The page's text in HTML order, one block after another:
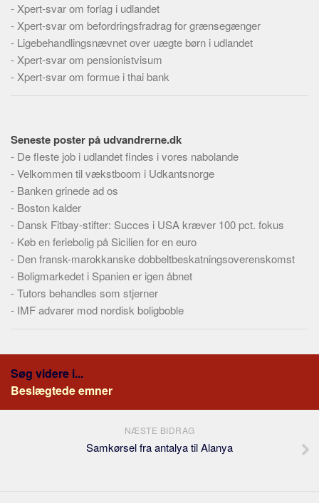
- Xpert-svar om forlag i udlandet
- Xpert-svar om befordringsfradrag for grænsegænger
- Ligebehandlingsnævnet over uægte børn i udlandet
- Xpert-svar om pensionistvisum
- Xpert-svar om formue i thai bank
Seneste poster på udvandrerne.dk
- De fleste job i udlandet findes i vores nabolande
-Velkommen til vækstboom i Udkantsnorge
- Banken grinede ad os
- Boston kalder
- Dansk Fitbay-stifter: Succes i USA kræver 100 pct. fokus
- Køb en feriebolig på Sicilien for en euro
- Den fransk-marokkanske dobbeltbeskatningsoverenskomst
- Boligmarkedet i Spanien er igen åbnet
-Tutors behandles som stjerner
- IMF advarer mod nordisk boligboble
Søg videre i...
Beslægtede emner
NÆSTE BIDRAG
Samkørsel fra antalya til Alanya